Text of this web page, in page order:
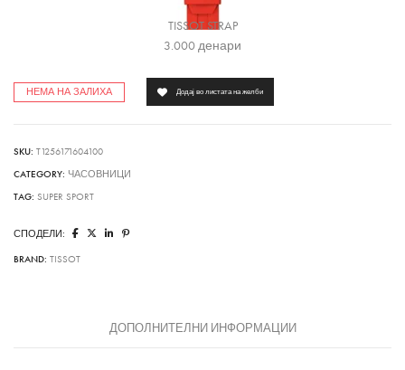
TISSOT STRAP
3.000денари
НЕМА НА ЗАЛИХА Додај во листата на желби
SKU: T1256171604100
CATEGORY: ЧАСОВНИЦИ
TAG: SUPER SPORT
СПОДЕЛИ:
BRAND: TISSOT
ДОПОЛНИТЕЛНИ ИНФОРМАЦИИ